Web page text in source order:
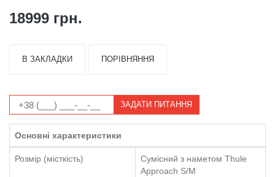
18999 грн.
В ЗАКЛАДКИ ПОРІВНЯННЯ
ЗАДАТИ ПИТАННЯ
Основні характеристики
Розмір (місткість)
Сумісний з наметом Thule
Approach S/M